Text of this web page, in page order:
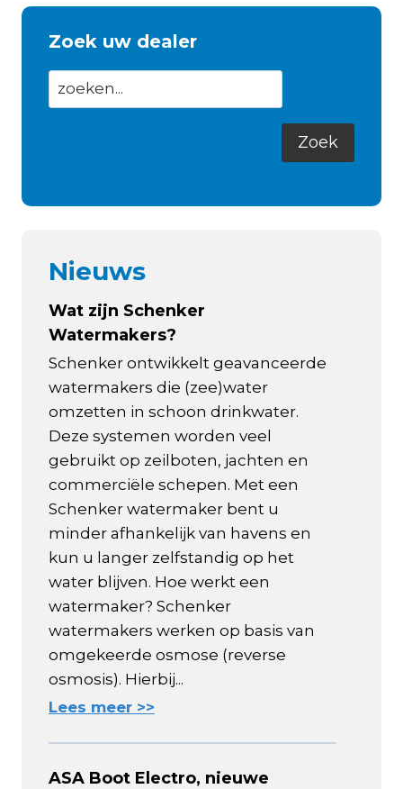
VHF
DORSAL
Zoek uw dealer
Nieuws
Wat zijn Schenker
Watermakers?
Schenker ontwikkelt geavanceerde
watermakers die (zee)water
omzetten in schoon drinkwater.
Deze systemen worden veel
gebruikt op zeilboten, jachten en
commerciële schepen. Met een
Schenker watermaker bent u
minder afhankelijk van havens en
kun u langer zelfstandig op het
water blijven. Hoe werkt een
watermaker? Schenker
watermakers werken op basis van
omgekeerde osmose (reverse
osmosis). Hierbij...
Lees meer >>
ASA Boot Electro, nieuwe